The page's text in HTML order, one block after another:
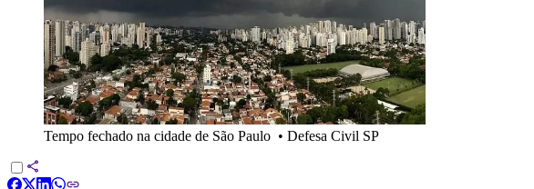
Tempo fechado na cidade de São Paulo • Defesa Civil SP